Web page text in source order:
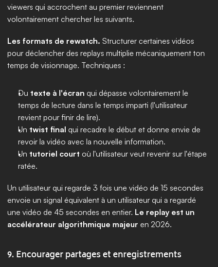
viewers qui accrochent au premier reviennent
volontairement chercher les suivants.
Les formats de rewatch. Structurer certaines vidéos
pour déclencher des replays multiplie mécaniquement ton
temps de visionnage. Techniques :
Du texte à l'écran qui dépasse volontairement le
temps de lecture dans le temps imparti (l'utilisateur
revient pour finir de lire).
Un twist final qui recadre le début et donne envie de
revoir la vidéo avec la nouvelle information.
Un tutoriel court où l'utilisateur veut revenir sur l'étape
ratée.
Un utilisateur qui regarde 3 fois une vidéo de 15 secondes
envoie un signal équivalent à un utilisateur qui a regardé
une vidéo de 45 secondes en entier. Le replay est un
accélérateur algorithmique majeur en 2026.
9. Encourager partages et enregistrements